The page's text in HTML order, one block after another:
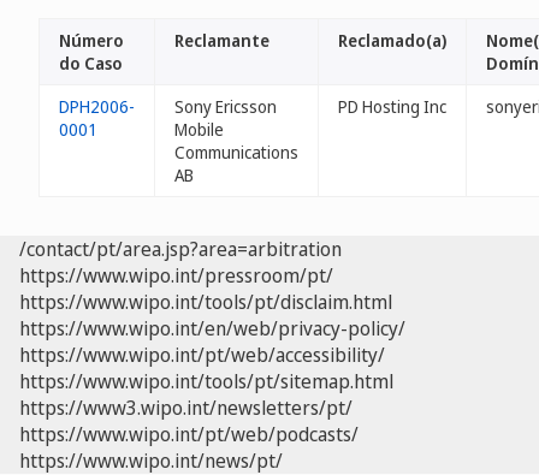
Número
do Caso
Reclamante Reclamado(a)
DPH2006-
0001
Sony Ericsson
Mobile
Communications
AB
PD Hosting Inc
/contact/pt/area.jsp?area=arbitration
https://www.wipo.int/pressroom/pt/
https://www.wipo.int/tools/pt/disclaim.html
https://www.wipo.int/en/web/privacy-policy/
https://www.wipo.int/pt/web/accessibility/
https://www.wipo.int/tools/pt/sitemap.html
https://www3.wipo.int/newsletters/pt/
https://www.wipo.int/pt/web/podcasts/
https://www.wipo.int/news/pt/